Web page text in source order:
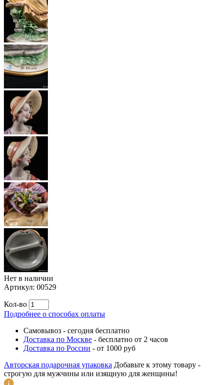
Нет в наличии
Артикул: 00529
Кол-во
Подробнее о способах оплаты
Самовывоз - сегодня бесплатно
Доставка по Москве - бесплатно от 2 часов
Доставка по России - от 1000 руб
Авторская подарочная упаковка Добавьте к этому товару -
строгую для мужчины или изящную для женщины!